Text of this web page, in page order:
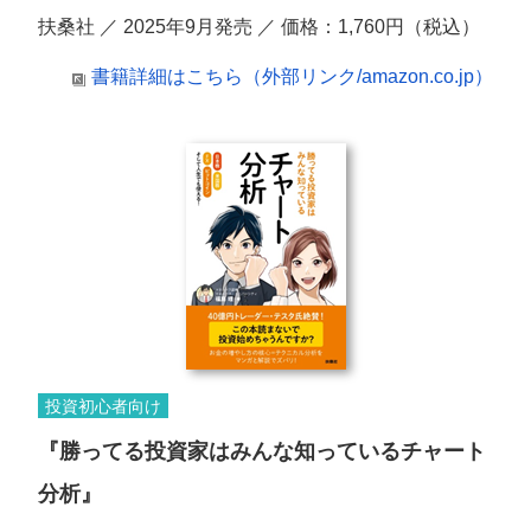
扶桑社 ／ 2025年9月発売 ／ 価格：1,760円（税込）
書籍詳細はこちら（外部リンク/amazon.co.jp）
投資初心者向け
『勝ってる投資家はみんな知っているチャート
分析』